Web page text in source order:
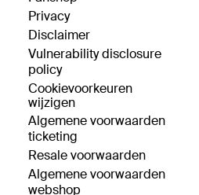
Privacy
Disclaimer
Vulnerability disclosure
policy
Cookievoorkeuren
wijzigen
Algemene voorwaarden
ticketing
Resale voorwaarden
Algemene voorwaarden
webshop